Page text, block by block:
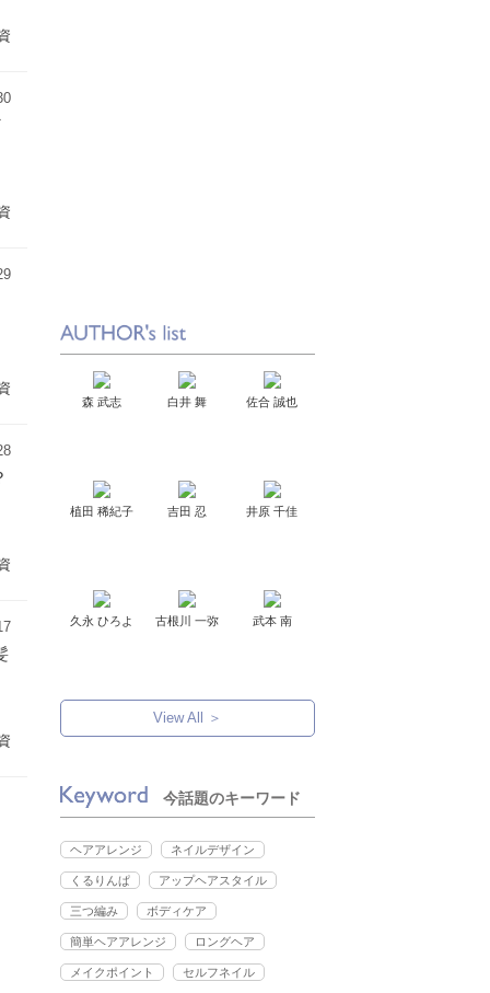
森 武志 白井 舞 佐合 誠也
植田 稀紀子 吉田 忍 井原 千佳
久永 ひろよ 古根川 一弥 武本 南
View All ＞
今話題のキーワード
ヘアアレンジ ネイルデザイン
くるりんぱ アップヘアスタイル
三つ編み ボディケア
簡単ヘアアレンジ ロングヘア
メイクポイント セルフネイル